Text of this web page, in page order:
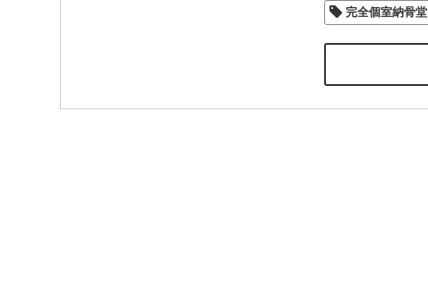
完全個室納骨堂